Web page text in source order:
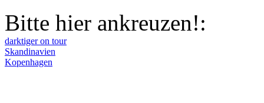
Bitte hier ankreuzen!:
darktiger on tour
Skandinavien
Kopenhagen